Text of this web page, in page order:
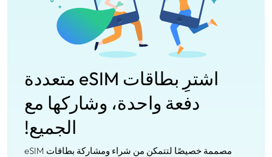
اشترِ بطاقات eSIM متعددة
دفعة واحدة، وشاركها مع
الجميع!
مصممة خصيصًا لتتمكن من شراء ومشاركة بطاقات eSIM